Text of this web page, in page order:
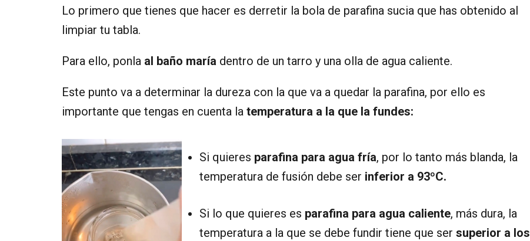
Lo primero que tienes que hacer es derretir la bola de parafina sucia que has obtenido al
limpiar tu tabla.
Para ello, ponla al baño maría dentro de un tarro y una olla de agua caliente.
Este punto va a determinar la dureza con la que va a quedar la parafina, por ello es
importante que tengas en cuenta la temperatura a la que la fundes:
Si quieres parafina para agua fría, por lo tanto más blanda, la
temperatura de fusión debe ser inferior a 93ºC.
Si lo que quieres es parafina para agua caliente, más dura, la
temperatura a la que se debe fundir tiene que ser superior a los